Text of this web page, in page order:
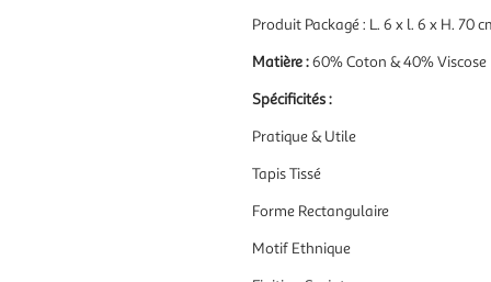
Produit Packagé : L. 6 x l. 6 x H. 70
Matière :60% Coton & 40% Viscose
Spécificités :
Pratique & Utile
Tapis Tissé
Forme Rectangulaire
Motif Ethnique